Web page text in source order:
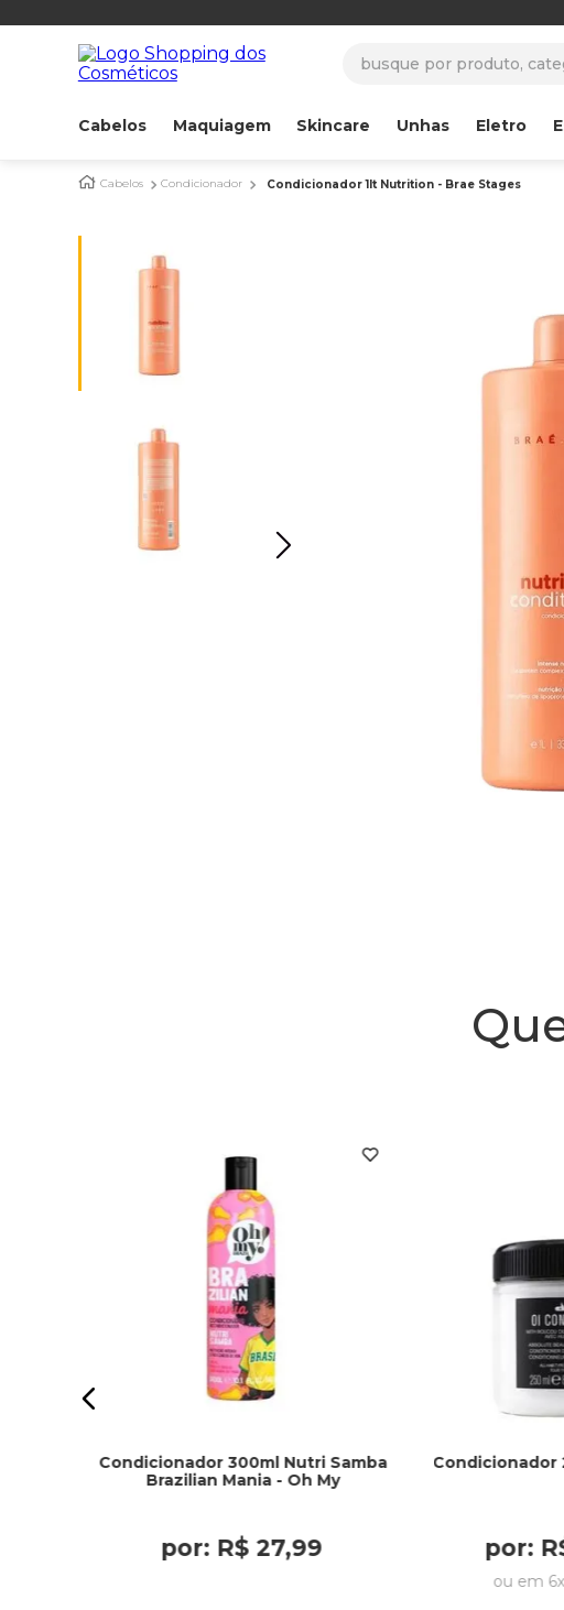
Cabelos Maquiagem Skincare Unhas Eletro
Cabelos Condicionador Condicionador 1lt Nutrition - Brae Stages
Condicionador 300ml Nutri Samba
Brazilian Mania - Oh My
por: R$ 27,99
Condicionador
por:
ou em 6